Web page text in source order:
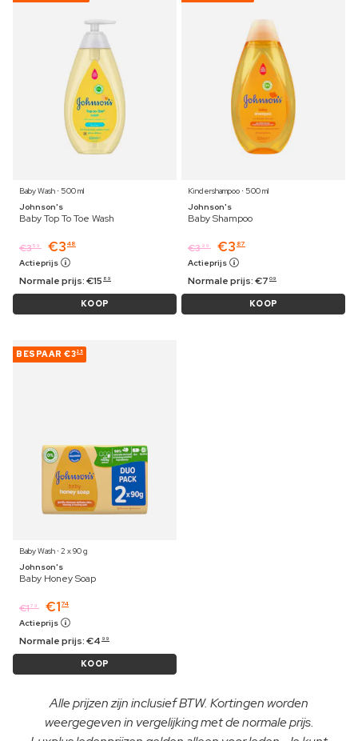
Baby Wash ⋅ 500 ml
Johnson's
Baby Top To Toe Wash
€359 €3 48
Actieprijs
Normale prijs:€15 89
KOOP
Kindershampoo ⋅ 500 ml
Johnson's
Baby Shampoo
€3 99 €3 87
Actieprijs
Normale prijs:€7 09
KOOP
BESPAAR €325
Baby Wash ⋅ 2 x 90 g
Johnson's
Baby Honey Soap
€179 €1 74
Actieprijs
Normale prijs:€4 99
KOOP
Alle prijzen zijn inclusief BTW. Kortingen worden
weergegeven in vergelijking met de normale prijs.